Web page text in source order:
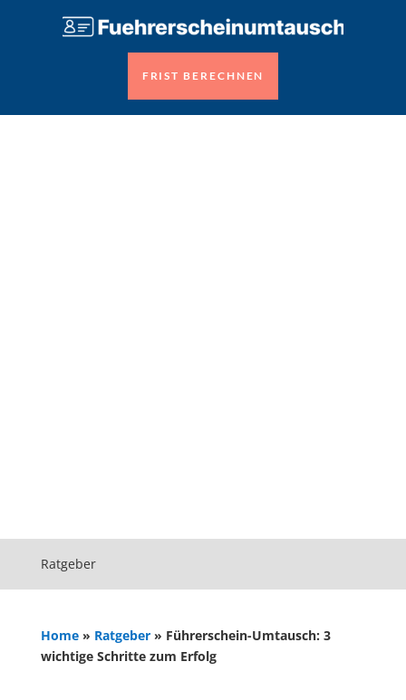
FRIST BERECHNEN
Ratgeber
Home» Ratgeber» Führerschein-Umtausch: 3
wichtige Schritte zum Erfolg